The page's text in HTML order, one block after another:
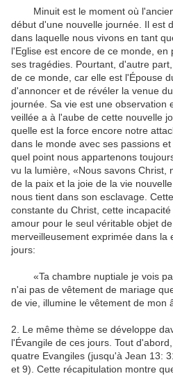
Minuit est le moment où
début d'une nouvelle journée Il est
dans laquelle nous vivons en tant
l'Eglise est encore de ce monde ,
ses tragédies Pourtant d'autre part
de ce monde car elle est l'Épouse
d'annoncer et de révéler la venue
journée Sa vie est une observation
veillée a à l'aube de cette nouvelle
quelle est la force encore notre
dans le monde avec ses passions et
quel point nous appartenons
vu la lumière «Nous savons Christ
de la paix et la joie de la vie nouvelle
nous tient dans son esclavage
constante du Christ cette incapacité
amour pour le seul véritable objet
merveilleusement exprimée dans la
jours:
«Ta chambre nuptiale je vois
n'ai pas de vêtement de mariage
de vie , illumine le vêtement de mon
2 Le même thème se développe
l'Évangile de ces jours Tout d'abord
quatre Evangiles (jusqu'à Jean 13:
et 9) Cette récapitulation montre